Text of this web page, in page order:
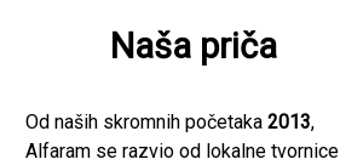
Naša priča
Od naših skromnih početaka 2013,
Alfaram se razvio od lokalne tvornice